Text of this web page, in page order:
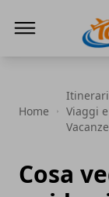
Home
Itinerari
Viaggi e
Vacanze
Cosa